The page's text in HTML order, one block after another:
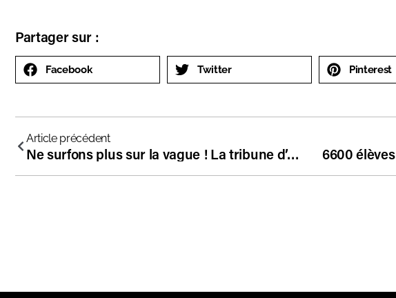
Partager sur :
Facebook Twitter Pinterest
Article précédent
Ne surfons plus sur la vague ! La tribune d’Anne Coffinier à propos du déferlement #PasDeVague